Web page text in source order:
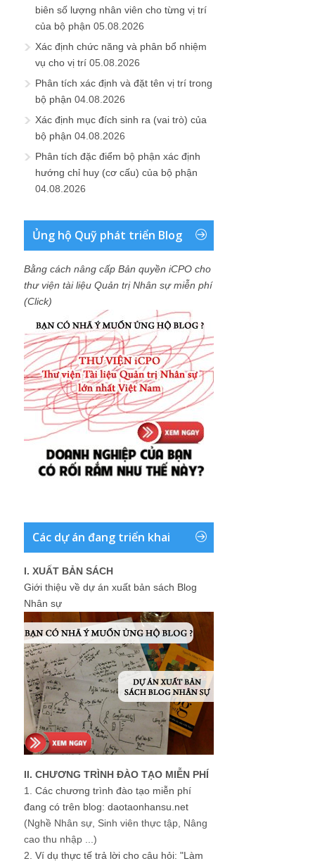
biên số lượng nhân viên cho từng vị trí
của bộ phận 05.08.2026
Xác định chức năng và phân bổ nhiệm
vụ cho vị trí 05.08.2026
Phân tích xác định và đặt tên vị trí trong
bộ phận 04.08.2026
Xác định mục đích sinh ra (vai trò) của
bộ phận 04.08.2026
Phân tích đặc điểm bộ phận xác định
hướng chỉ huy (cơ cấu) của bộ phận
04.08.2026
Ủng hộ Quỹ phát triển Blog
Bằng cách nâng cấp Bản quyền iCPO cho
thư viện tài liệu Quản trị Nhân sự miễn phí
(Click)
Các dự án đang triển khai
I. XUẤT BẢN SÁCH
Giới thiệu về dự án xuất bản sách Blog
Nhân sự
II. CHƯƠNG TRÌNH ĐÀO TẠO MIỄN PHÍ
1. Các chương trình đào tạo miễn phí
đang có trên blog: daotaonhansu.net
(Nghề Nhân sự, Sinh viên thực tập, Nâng
cao thu nhập ...)
2. Ví dụ thực tế trả lời cho câu hỏi: "Làm